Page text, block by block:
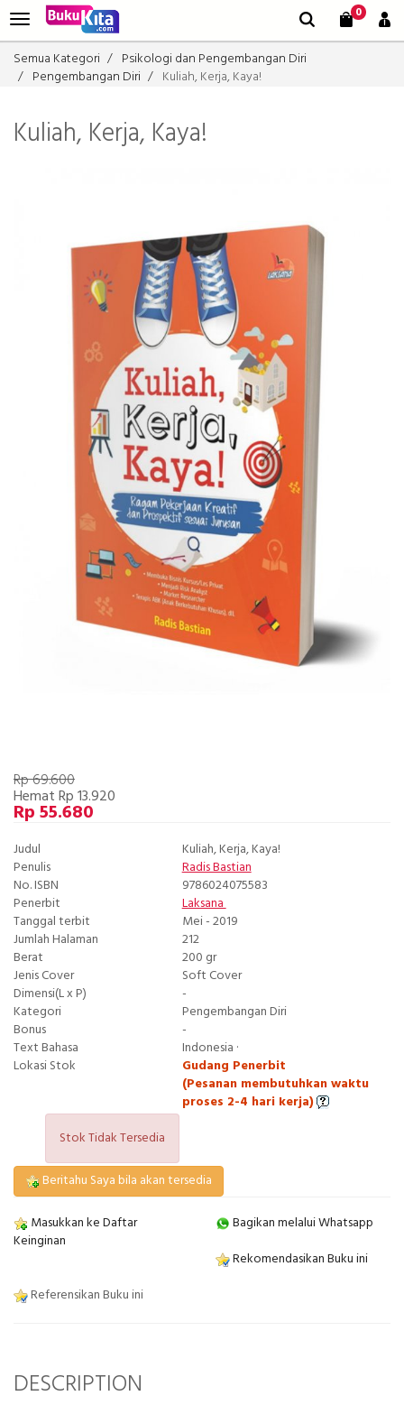
0
Semua Kategori
Psikologi dan Pengembangan Diri
Pengembangan Diri
Kuliah, Kerja, Kaya!
Kuliah, Kerja, Kaya!
Rp 69.600
Hemat Rp 13.920
Rp 55.680
Judul
Kuliah, Kerja, Kaya!
Penulis
Radis Bastian
No. ISBN
9786024075583
Penerbit
Laksana
Tanggal terbit
Mei - 2019
Jumlah Halaman
212
Berat
200 gr
Jenis Cover
Soft Cover
Dimensi(L x P)
-
Kategori
Pengembangan Diri
Bonus
-
Text Bahasa
Indonesia ·
Lokasi Stok
Gudang Penerbit
(Pesanan membutuhkan waktu
proses 2-4 hari kerja)
Stok Tidak Tersedia
Beritahu Saya bila akan tersedia
Masukkan ke Daftar
Keinginan
Bagikan melalui Whatsapp
Rekomendasikan Buku ini
Referensikan Buku ini
DESCRIPTION